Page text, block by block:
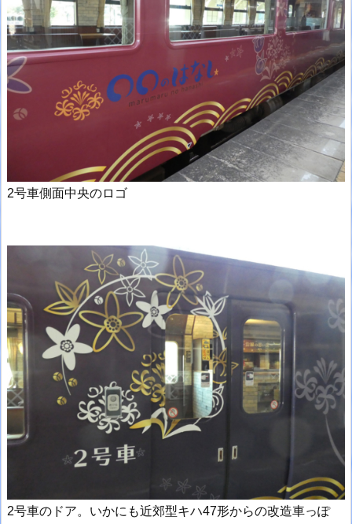
2号車側面中央のロゴ
2号車のドア。いかにも近郊型キハ47形からの改造車っぽ